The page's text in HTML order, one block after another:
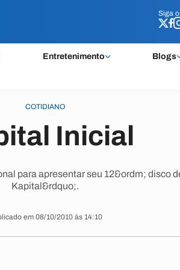
Siga o
Entretenimento Blogs
Siga o
COTIDIANO
Inicial
para apresentar seu 12&ordm; disco
Kapital&rdquo;.
em 08/10/2010 às 14:10